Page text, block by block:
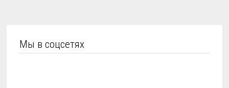
Мы в соцсетях